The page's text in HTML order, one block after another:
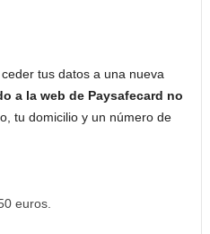
tus datos a una nueva
a la web de Paysafecard no
tu domicilio y un número de
euros.